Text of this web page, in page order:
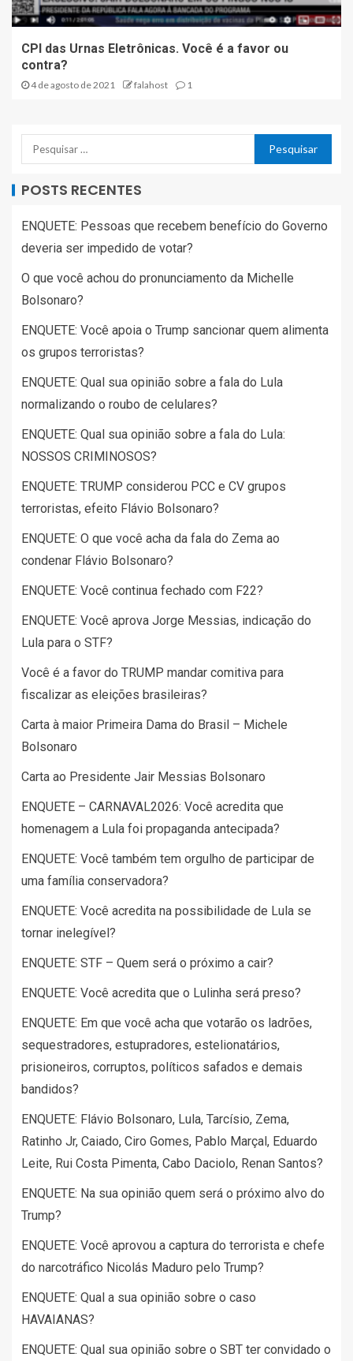
CPI das Urnas Eletrônicas. Você é a favor ou
contra?
4 de agosto de 2021 falahost 1
POSTS RECENTES
ENQUETE: Pessoas que recebem benefício do Governo
deveria ser impedido de votar?
O que você achou do pronunciamento da Michelle
Bolsonaro?
ENQUETE: Você apoia o Trump sancionar quem alimenta
os grupos terroristas?
ENQUETE: Qual sua opinião sobre a fala do Lula
normalizando o roubo de celulares?
ENQUETE: Qual sua opinião sobre a fala do Lula:
NOSSOS CRIMINOSOS?
ENQUETE: TRUMP considerou PCC e CV grupos
terroristas, efeito Flávio Bolsonaro?
ENQUETE: O que você acha da fala do Zema ao
condenar Flávio Bolsonaro?
ENQUETE: Você continua fechado com F22?
ENQUETE: Você aprova Jorge Messias, indicação do
Lula para o STF?
Você é a favor do TRUMP mandar comitiva para
fiscalizar as eleições brasileiras?
Carta à maior Primeira Dama do Brasil – Michele
Bolsonaro
Carta ao Presidente Jair Messias Bolsonaro
ENQUETE – CARNAVAL2026: Você acredita que
homenagem a Lula foi propaganda antecipada?
ENQUETE: Você também tem orgulho de participar de
uma família conservadora?
ENQUETE: Você acredita na possibilidade de Lula se
tornar inelegível?
ENQUETE: STF – Quem será o próximo a cair?
ENQUETE: Você acredita que o Lulinha será preso?
ENQUETE: Em que você acha que votarão os ladrões,
sequestradores, estupradores, estelionatários,
prisioneiros, corruptos, políticos safados e demais
bandidos?
ENQUETE: Flávio Bolsonaro, Lula, Tarcísio, Zema,
Ratinho Jr, Caiado, Ciro Gomes, Pablo Marçal, Eduardo
Leite, Rui Costa Pimenta, Cabo Daciolo, Renan Santos?
ENQUETE: Na sua opinião quem será o próximo alvo do
Trump?
ENQUETE: Você aprovou a captura do terrorista e chefe
do narcotráfico Nicolás Maduro pelo Trump?
ENQUETE: Qual a sua opinião sobre o caso
HAVAIANAS?
ENQUETE: Qual sua opinião sobre o SBT ter convidado o